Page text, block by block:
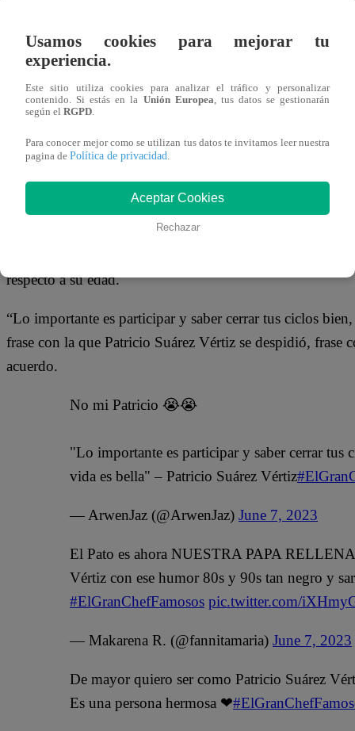
En la edición de hoy de El Gran Chef Famosos,
divertidos, fue eliminado.
Con mensajes conmovedores, los usuarios de las redes
intérprete de ‘Disco Bar’.
Sin duda, los televidentes van a extrañar todos los
respecto a su edad.
“Lo importante es participar y saber cerrar tus ciclos
frase con la que Patricio Suárez Vértiz se despidió, frase
acuerdo.
No mi Patricio 😭😭
"Lo importante es participar y saber cerrar tus
vida es bella" – Patricio Suárez Vértiz
— ArwenJaz (@ArwenJaz) June 7, 2023
El Pato es ahora NUESTRA PAPA
Vértiz con ese humor 80s y 90s tan negro y
#ElGranChefFamosos pic.twitter.com/
— Makarena R. (@fannitamaria) June 7, 2023
De mayor quiero ser como Patricio Suárez
Es una persona hermosa ❤
Usamos cookies para mejorar tu
experiencia.
Este sitio utiliza cookies para analizar el tráfico y personalizar
contenido. Si estás en la Unión Europea, tus datos se gestionarán
según el RGPD.
Para conocer mejor como se utilizan tus datos te invitamos leer nuestra
pagina de Política de privacidad.
Aceptar Cookies
Rechazar